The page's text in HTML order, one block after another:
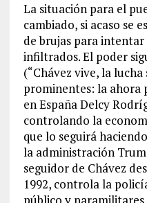
La situación para el
cambiado, si acaso se
de brujas para
infiltrados. El poder
(“Chávez vive, la
prominentes: la ahora
en España Delcy
controlando la
que lo seguirá
la administración
seguidor de Chávez
1992, controla la